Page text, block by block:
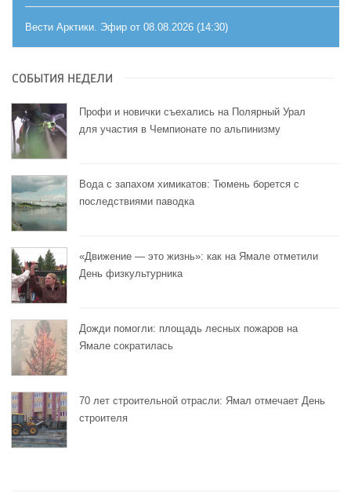
Вести Арктики. Эфир от 08.08.2026 (14:30)
СОБЫТИЯ НЕДЕЛИ
Профи и новички съехались на Полярный Урал
для участия в Чемпионате по альпинизму
Вода с запахом химикатов: Тюмень борется с
последствиями паводка
«Движение — это жизнь»: как на Ямале отметили
День физкультурника
Дожди помогли: площадь лесных пожаров на
Ямале сократилась
70 лет строительной отрасли: Ямал отмечает День
строителя